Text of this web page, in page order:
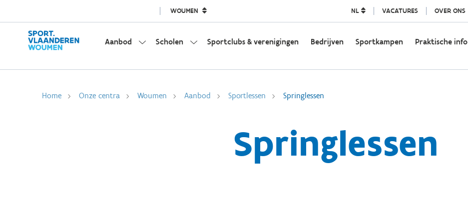
WOUMEN NL VACATURES OVER ONS
Aanbod Scholen Sportclubs & verenigingen Bedrijven Sportkampen Praktische info
Home Onze centra Woumen Aanbod Sportlessen Springlessen
Springlessen